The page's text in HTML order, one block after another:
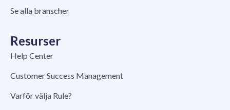
Se alla branscher
Resurser
Help Center
Customer Success Management
Varför välja Rule?